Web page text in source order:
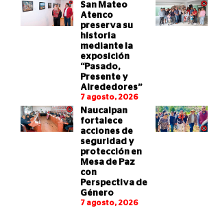
San Mateo
Atenco
preserva su
historia
mediante la
exposición
“Pasado,
Presente y
Alrededores”
7 agosto, 2026
Naucalpan
fortalece
acciones de
seguridad y
protección en
Mesa de Paz
con
Perspectiva de
Género
7 agosto, 2026